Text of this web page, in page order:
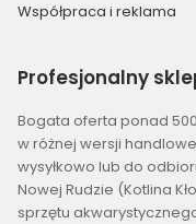
Współpraca i reklama
Profesjonalny
Bogata oferta ponad
w różnej wersji
wysyłkowo lub do
Nowej Rudzie (Kotlina
sprzętu